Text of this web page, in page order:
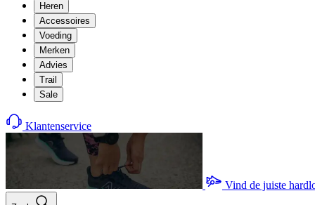
Heren
Accessoires
Voeding
Merken
Advies
Trail
Sale
Klantenservice
Vind de juiste